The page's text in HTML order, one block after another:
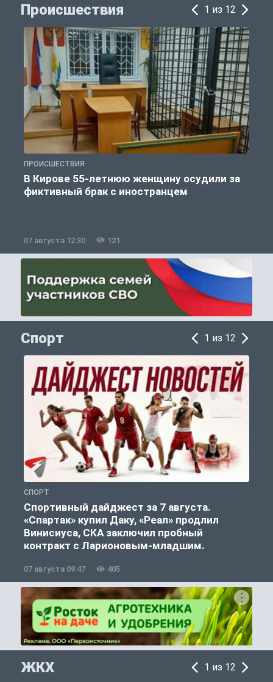
Происшествия 1 из 12
ПРОИСШЕСТВИЯ
В Кирове 55-летнюю женщину осудили за
фиктивный брак с иностранцем
07 августа 12:30 121
Спорт 1 из 12
СПОРТ
Спортивный дайджест за 7 августа.
«Спартак» купил Даку, «Реал» продлил
Винисиуса, СКА заключил пробный
контракт с Ларионовым-младшим.
07 августа 09:47 405
ЖКХ 1 из 12